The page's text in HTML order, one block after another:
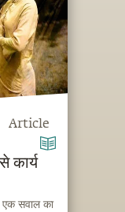
Article
कार्य
सवाल का